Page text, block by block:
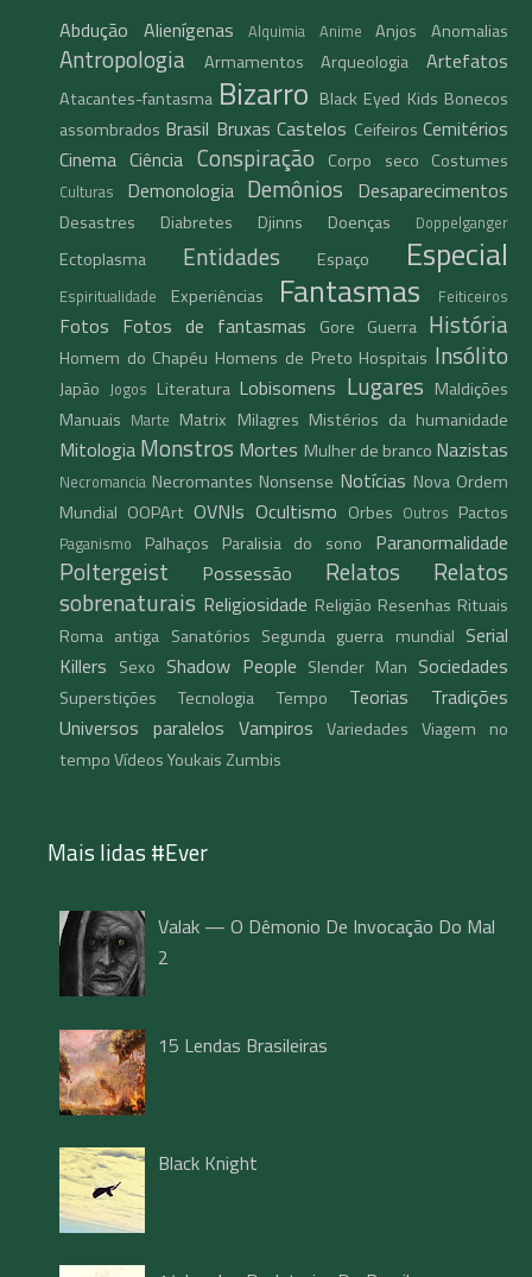
Abdução Alienígenas Alquimia Anime Anjos Anomalias
Antropologia Armamentos Arqueologia Artefatos
Atacantes-fantasma Bizarro Black Eyed Kids Bonecos
assombrados Brasil Bruxas Castelos Ceifeiros Cemitérios
Cinema Ciência Conspiração Corpo seco Costumes
Culturas Demonologia Demônios Desaparecimentos
Desastres Diabretes Djinns Doenças Doppelganger
Ectoplasma Entidades Espaço Especial
Espiritualidade Experiências Fantasmas Feiticeiros
Fotos Fotos de fantasmas Gore Guerra História
Homem do Chapéu Homens de Preto Hospitais Insólito
Japão Jogos Literatura Lobisomens Lugares Maldições
Manuais Marte Matrix Milagres Mistérios da humanidade
Mitologia Monstros Mortes Mulher de branco Nazistas
Necromancia Necromantes Nonsense Notícias Nova Ordem
Mundial OOPArt OVNIs Ocultismo Orbes Outros Pactos
Paganismo Palhaços Paralisia do sono Paranormalidade
Poltergeist Possessão Relatos
Relatos
sobrenaturais Religiosidade Religião Resenhas Rituais
Roma antiga Sanatórios Segunda guerra mundial Serial
Killers Sexo Shadow People Slender Man Sociedades
Superstições Tecnologia Tempo Teorias
Tradições
Universos paralelos Vampiros Variedades Viagem no
tempoVídeosYoukais Zumbis
Mais lidas #Ever
Valak — O Dêmonio De Invocação Do Mal
2
15 Lendas Brasileiras
Black Knight